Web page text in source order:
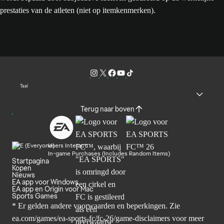
prestaties van de atleten (niet op itemkenmerken).
Taal
Terug naar boven
Users Interact
In-game Purchases (Includes Random Items)
Startpagina
Kopen
Nieuws
EA app voor Windows
EA app en Origin voor Mac
Sports Games
* Er gelden andere voorwaarden en beperkingen. Zie
ea.com/games/ea-sports-fc/fc-26/game-disclaimers voor meer